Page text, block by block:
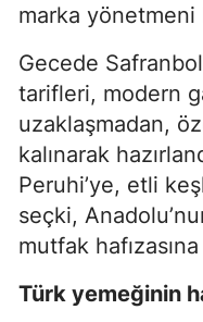
marka yönetmeni
Gecede
tarifleri, modern
uzaklaşmadan,
kalınarak
Peruhi’ye, etli
seçki,
mutfak
Türk yemeğinin